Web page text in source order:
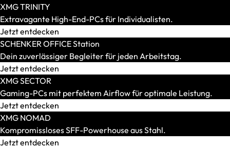
XMG TRINITY
Extravagante High-End-PCs für Individualisten.
Jetzt entdecken
SCHENKER OFFICE Station
Dein zuverlässiger Begleiter für jeden Arbeitstag.
Jetzt entdecken
XMG SECTOR
Gaming-PCs mit perfektem Airflow für optimale Leistung.
Jetzt entdecken
XMG NOMAD
Kompromissloses SFF-Powerhouse aus Stahl.
Jetzt entdecken
Taschen und Rucksäcke
Alle anzeigen
Rucksäcke
Sleeves
Tragetaschen
Trolley